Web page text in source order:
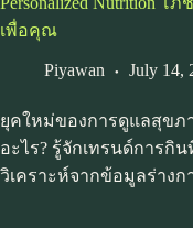
เพื่อคุณ
Piyawan July 14,
ยุคใหม่ของการดูแลสุขภา
อะไร? รู้จักเทรนด์การกิ
วิเคราะห์จากข้อมูลร่าง